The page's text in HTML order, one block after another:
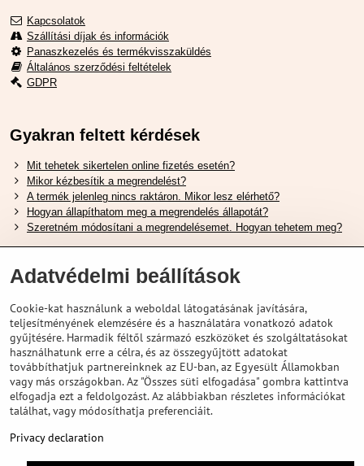
Kapcsolatok
Szállítási díjak és információk
Panaszkezelés és termékvisszaküldés
Általános szerződési feltételek
GDPR
Gyakran feltett kérdések
Mit tehetek sikertelen online fizetés esetén?
Mikor kézbesítik a megrendelést?
A termék jelenleg nincs raktáron. Mikor lesz elérhető?
Hogyan állapíthatom meg a megrendelés állapotát?
Szeretném módosítani a megrendelésemet. Hogyan tehetem meg?
Hasznos Linkek
Hogyan válasszuk ki a megfelelő felfüggesztési villát ?
Hogyan válasszuk ki a megfelelő méretű sisakot?
Shimano E-Bike Akkumulátor Útmutató
Schwalbe Tubeless Gumik Felfedezése
Adatvédelmi beállítások
Cookie-kat használunk a weboldal látogatásának javítására,
teljesítményének elemzésére és a használatára vonatkozó adatok
gyűjtésére. Harmadik féltől származó eszközöket és szolgáltatásokat
használhatunk erre a célra, és az összegyűjtött adatokat
továbbíthatjuk partnereinknek az EU-ban, az Egyesült Államokban
vagy más országokban. Az "Összes süti elfogadása" gombra kattintva
elfogadja ezt a feldolgozást. Az alábbiakban részletes információkat
találhat, vagy módosíthatja preferenciáit.
Privacy declaration